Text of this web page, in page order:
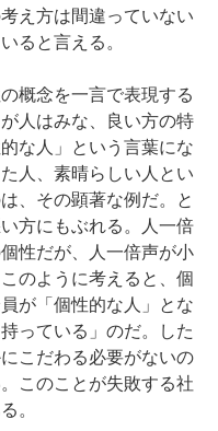
え方は間違っていない
ると言える。
概念を一言で表現する
人はみな、良い方の特
な人」という言葉にな
人、素晴らしい人とい
、その顕著な例だ。と
方にもぶれる。人一倍
性だが、人一倍声が小
のように考えると、個
が「個性的な人」とな
っている」のだ。した
こだわる必要がないの
このことが失敗する社
。